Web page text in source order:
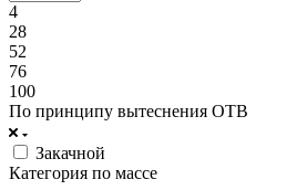
4
28
52
76
100
По принципу вытеснения ОТВ
Закачной
Категория по массе